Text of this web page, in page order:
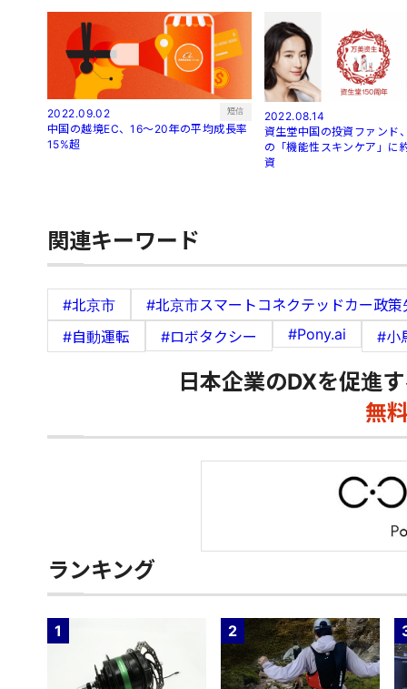
2022.09.02 短信
中国の越境EC、16～20年の平均成長率
15%超
2022.08.14
資生堂中国の投資ファンド
の「機能性スキンケア」に
資
関連キーワード
#北京市
#北京市スマートコネクテッドカー政策
#自動運転
#ロボタクシー #Pony.ai #小
日本企業のDXを促進
無
ランキング
1 2